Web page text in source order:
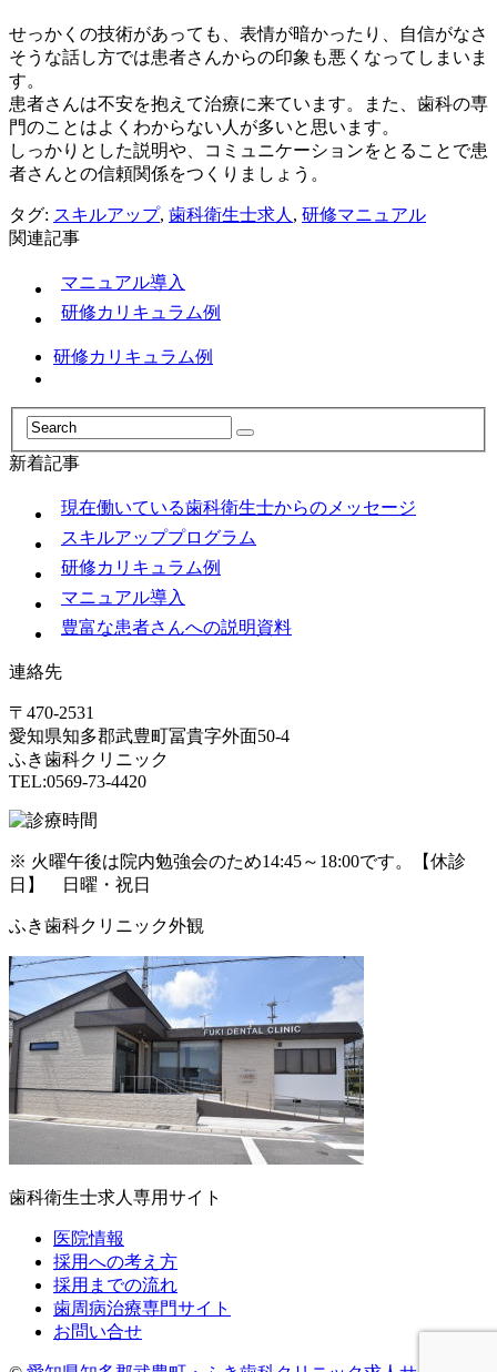
せっかくの技術があっても、表情が暗かったり、自信がなさ
そうな話し方では患者さんからの印象も悪くなってしまいま
す。
患者さんは不安を抱えて治療に来ています。また、歯科の専
門のことはよくわからない人が多いと思います。
しっかりとした説明や、コミュニケーションをとることで患
者さんとの信頼関係をつくりましょう。
タグ: スキルアップ, 歯科衛生士求人 , 研修マニュアル
関連記事
マニュアル導入
研修カリキュラム例
研修カリキュラム例
新着記事
現在働いている歯科衛生士からのメッセージ
スキルアッププログラム
研修カリキュラム例
マニュアル導入
豊富な患者さんへの説明資料
連絡先
〒470-2531
愛知県知多郡武豊町冨貴字外面50-4
ふき歯科クリニック
TEL:0569-73-4420
※ 火曜午後は院内勉強会のため14:45～18:00です。【休診
日】 日曜・祝日
ふき歯科クリニック外観
歯科衛生士求人専用サイト
医院情報
採用への考え方
採用までの流れ
歯周病治療専門サイト
お問い合せ